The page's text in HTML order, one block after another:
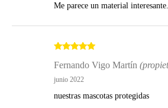
Me parece un material interesante.
con5de 5
Fernando Vigo Martín
junio 2022
nuestras mascotas protegidas